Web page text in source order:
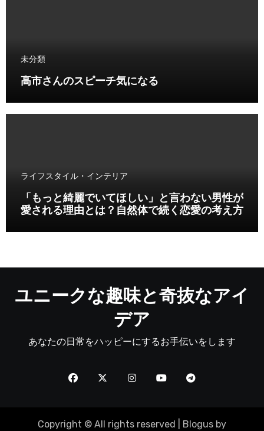
未分類
高市さんのスピーチ気になる
ライフスタイル・インテリア
「もっと綺麗でいてほしい」と言わない男性が
愛される理由とは？自然体で続く恋愛の考え方
ユニークな趣味と奇抜なアイ
デア
あなたの日常をハッピーにするお手伝いをします
Copyright © All rights reserved Blogus by